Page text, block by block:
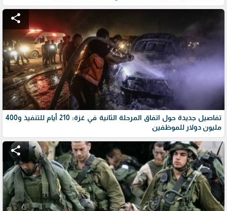
share
تفاصيل جديدة حول اتفاق المرحلة الثانية في غزة: 210 أيام للتنفيذ و400
مليون دولار للموظفين
share